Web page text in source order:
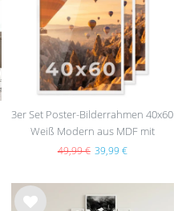
3er Set Poster-Bilderrahmen 40x60
Weiß Modern aus MDF mit
Acrylglas
49,99 € 39,99 €